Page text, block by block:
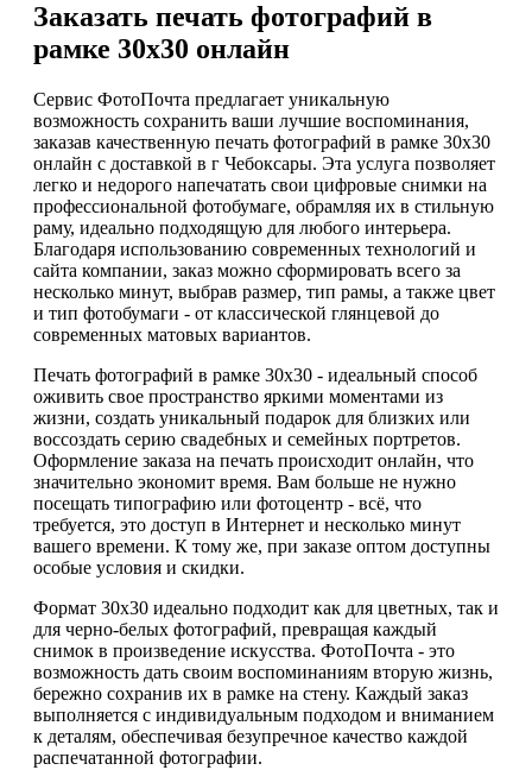
Заказать печать фотографий в
рамке 30х30 онлайн
Сервис ФотоПочта предлагает уникальную
возможность сохранить ваши лучшие воспоминания,
заказав качественную печать фотографий в рамке 30х30
онлайн с доставкой в г Чебоксары. Эта услуга позволяет
легко и недорого напечатать свои цифровые снимки на
профессиональной фотобумаге, обрамляя их в стильную
раму, идеально подходящую для любого интерьера.
Благодаря использованию современных технологий и
сайта компании, заказ можно сформировать всего за
несколько минут, выбрав размер, тип рамы, а также цвет
и тип фотобумаги - от классической глянцевой до
современных матовых вариантов.
Печать фотографий в рамке 30х30 - идеальный способ
оживить свое пространство яркими моментами из
жизни, создать уникальный подарок для близких или
воссоздать серию свадебных и семейных портретов.
Оформление заказа на печать происходит онлайн, что
значительно экономит время. Вам больше не нужно
посещать типографию или фотоцентр - всё, что
требуется, это доступ в Интернет и несколько минут
вашего времени. К тому же, при заказе оптом доступны
особые условия и скидки.
Формат 30х30 идеально подходит как для цветных, так и
для черно-белых фотографий, превращая каждый
снимок в произведение искусства. ФотоПочта - это
возможность дать своим воспоминаниям вторую жизнь,
бережно сохранив их в рамке на стену. Каждый заказ
выполняется с индивидуальным подходом и вниманием
к деталям, обеспечивая безупречное качество каждой
распечатанной фотографии.